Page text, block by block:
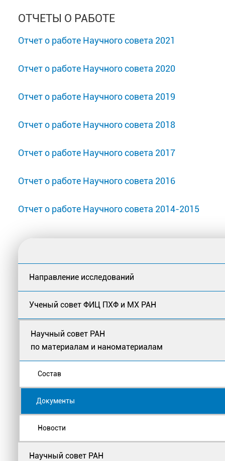
ОТЧЕТЫ О РАБОТЕ
Отчет о работе Научного совета 2021
Отчет о работе Научного совета 2020
Отчет о работе Научного совета 2019
Отчет о работе Научного совета 2018
Отчет о работе Научного совета 2017
Отчет о работе Научного совета 2016
Отчет о работе Научного совета 2014-2015
Направление исследований
Ученый совет ФИЦ ПХФ и МХ РАН
Научный совет РАН
по материалам и наноматериалам
Состав
Документы
Новости
Научный совет РАН